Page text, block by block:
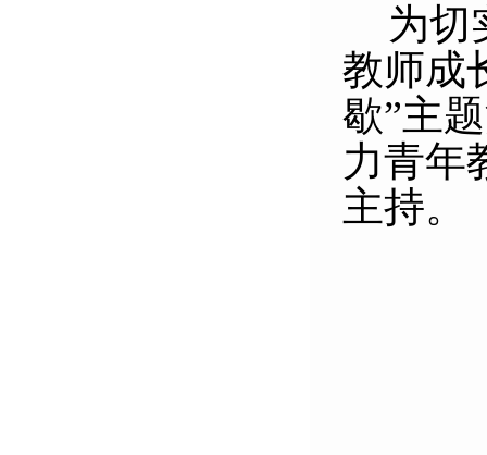
为切
教师成
歇”主
力青年
主持。